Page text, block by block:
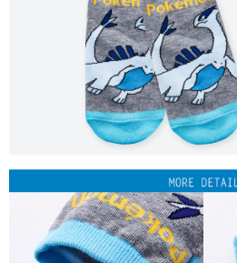
付款後全家取貨
每筆NT$80，滿NT$859(含以上)免運費
7-11取貨付款
每筆NT$80，滿NT$899(含以上)免運費
付款後7-11取貨
宅配
每筆NT$85，滿NT$859(含以上)免運費